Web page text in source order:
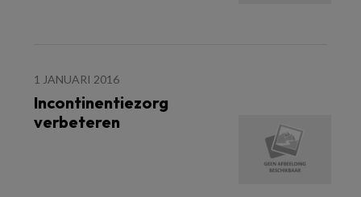
1 JANUARI 2016
Incontinentiezorg
verbeteren